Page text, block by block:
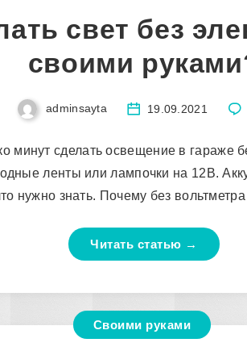
свет без
своими
adminsayta 19.09.2021
минут сделать освещение в гараже
ленты или лампочки на 12В.
нужно знать. Почему без вольтметра
Читать статью →
Своими руками